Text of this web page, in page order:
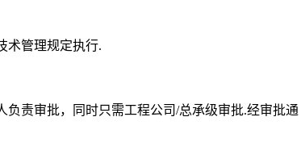
术管理规定执行.
负责审批，同时只需工程公司/总承级审批.经审批通